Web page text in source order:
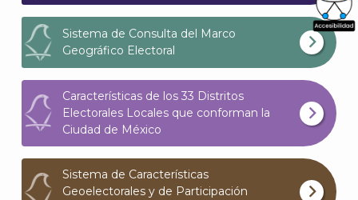
Sistema de Consulta del Marco
Geográfico Electoral
Características de los 33 Distritos
Electorales Locales que conforman la
Ciudad de México
Sistema de Características
Geoelectorales y de Participación